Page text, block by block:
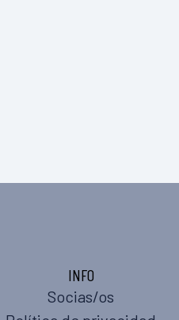
INFO
Socias/os